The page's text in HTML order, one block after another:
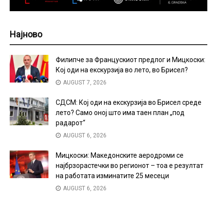
Најново
Филипче за Францускиот предлог и Мицкоски:
Кој оди на екскурзија во лето, во Брисел?
AUGUST 7, 2026
СДСМ: Кој оди на екскурзија во Брисел среде
лето? Само оној што има таен план „под
радарот“
AUGUST 6, 2026
Мицкоски: Македонските аеродроми се
најбрзорастечки во регионот – тоа е резултат
на работата изминатите 25 месеци
AUGUST 6, 2026